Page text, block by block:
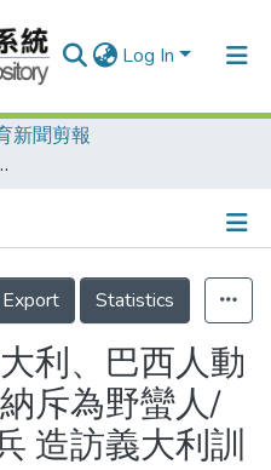
Log In
新聞剪報
暫停操兵 造訪義大利訓練營 交換球衫
Export
Statistics
利、巴西人動
斥為野蠻人/
造訪義大利訓